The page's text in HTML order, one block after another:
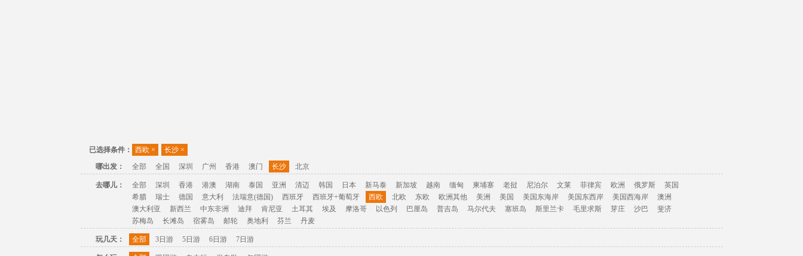
已选择条件： 西欧 × 长沙 ×
哪出发：
全部 全国 深圳 广州 香港 澳门 长沙 北京
去哪儿： 全部 深圳 香港 港澳 湖南 泰国 亚洲 清迈 韩国 日本 新马泰 新加坡 越南 缅甸 柬埔寨 老挝 尼泊尔 文莱 菲律宾 欧洲 俄罗斯
英国
希腊
瑞士 德国 意大利 法瑞意(德国) 西班牙 西班牙+葡萄牙 西欧 北欧 东欧 欧洲其他 美洲 美国 美国东海岸 美国东西岸 美国西海岸
澳洲
澳大利亚
新西兰 中东非洲 迪拜 肯尼亚 土耳其 埃及 摩洛哥 以色列 巴厘岛 普吉岛 马尔代夫 塞班岛 斯里兰卡 毛里求斯 芽庄 沙巴
斐济
苏梅岛
长滩岛 宿雾岛 邮轮 奥地利 芬兰 丹麦
玩几天： 全部 3日游 5日游 6日游 7日游